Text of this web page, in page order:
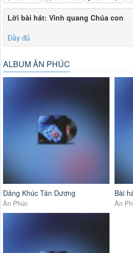
Lời bài hát: Vinh quang Chúa con
Đầy đủ
ALBUM ÂN PHÚC
Dâng Khúc Tán Dương
Ân Phúc
Bài
Ân